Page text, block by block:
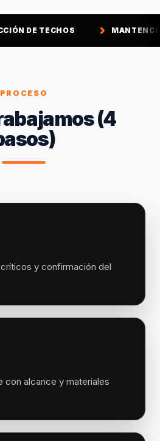
MANTENCIÓN DE TECHOS
PROCESO
(4
y confirmación del
con alcance y materiales